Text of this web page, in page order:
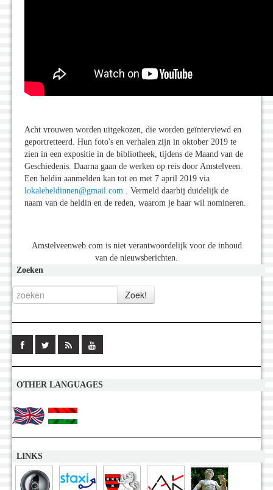
Acht vrouwen worden uitgekozen, die worden geïnterviewd en
geportretteerd. Hun foto's en verhalen zijn in oktober 2019 te
zien in een expositie in de bibliotheek, tijdens de Maand van de
Geschiedenis. Daarna gaan de werken op reis door Amstelveen.
Een heldin aanmelden kan tot en met 7 april 2019 via
lokaleheldinnen@gmail.com . Vermeld daarbij duidelijk de
naam van de heldin en de reden, waarom je haar wil nomineren.
Amstelveenweb.com is niet verantwoordelijk voor de inhoud
van de nieuwsberichten.
Zoeken
OTHER LANGUAGES
LINKS